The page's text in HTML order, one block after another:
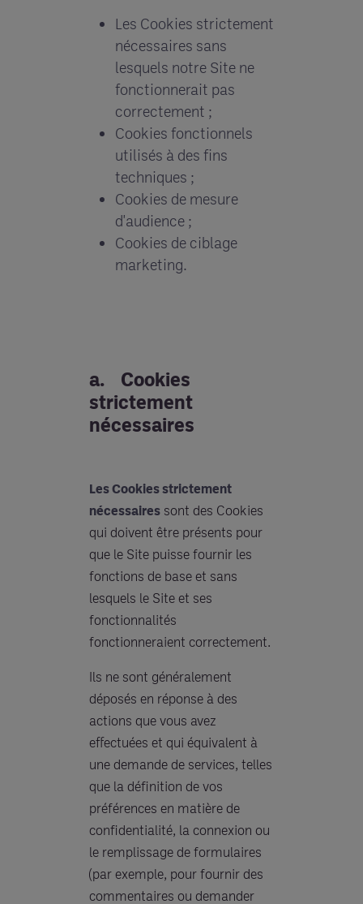
Les Cookies strictement
nécessaires sans
lesquels notre Site ne
fonctionnerait pas
correctement ;
Cookies fonctionnels
utilisés à des fins
techniques ;
Cookies de mesure
d'audience ;
Cookies de ciblage
marketing.
a. Cookies
strictement
nécessaires
Les Cookies strictement
nécessaires sont des Cookies
qui doivent être présents pour
que le Site puisse fournir les
fonctions de base et sans
lesquels le Site et ses
fonctionnalités
fonctionneraient correctement.
Ils ne sont généralement
déposés en réponse à des
actions que vous avez
effectuées et qui équivalent à
une demande de services, telles
que la définition de vos
préférences en matière de
confidentialité, la connexion ou
le remplissage de formulaires
(par exemple, pour fournir des
commentaires ou demander